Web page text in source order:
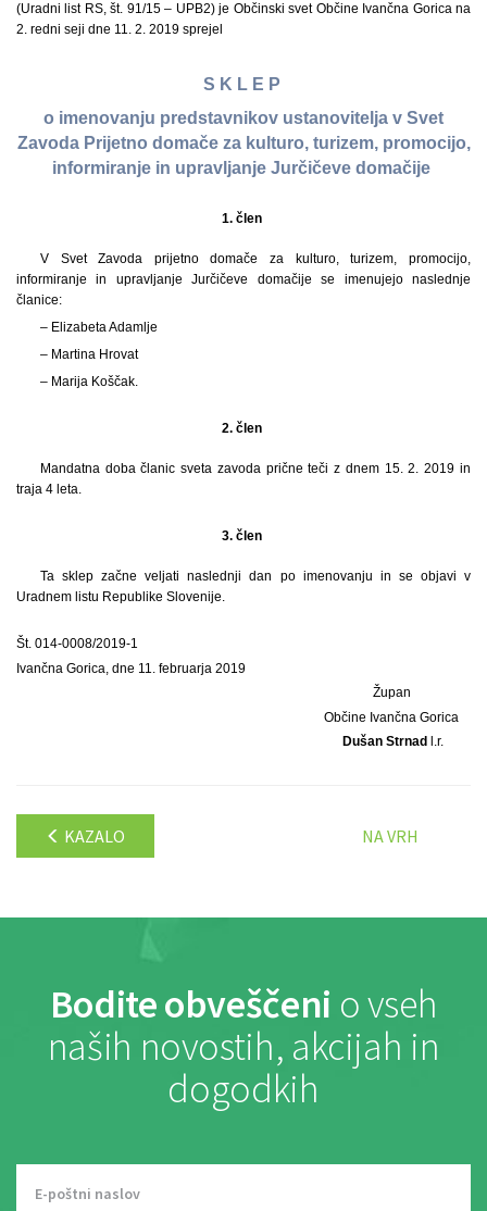
(Uradni list RS, št. 91/15 – UPB2) je Občinski svet Občine Ivančna Gorica na
2. redni seji dne 11. 2. 2019 sprejel
S K L E P
o imenovanju predstavnikov ustanovitelja v Svet
Zavoda Prijetno domače za kulturo, turizem, promocijo,
informiranje in upravljanje Jurčičeve domačije
1. člen
V Svet Zavoda prijetno domače za kulturo, turizem, promocijo,
informiranje in upravljanje Jurčičeve domačije se imenujejo naslednje
članice:
– Elizabeta Adamlje
– Martina Hrovat
– Marija Koščak.
2. člen
Mandatna doba članic sveta zavoda prične teči z dnem 15. 2. 2019 in
traja 4 leta.
3. člen
Ta sklep začne veljati naslednji dan po imenovanju in se objavi v
Uradnem listu Republike Slovenije.
Št. 014-0008/2019-1
Ivančna Gorica, dne 11. februarja 2019
Župan
Občine Ivančna Gorica
Dušan Strnad
l.r.
KAZALO NA VRH
Bodite obveščeni o vseh
naših novostih, akcijah in
dogodkih